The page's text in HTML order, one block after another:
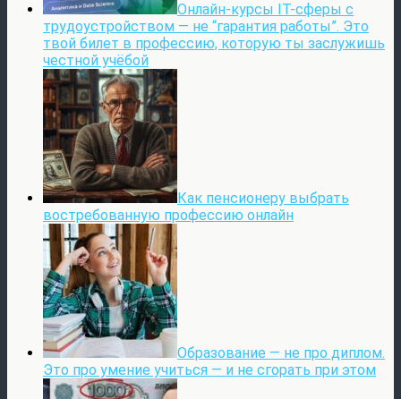
Онлайн-курсы IT-сферы с
трудоустройством — не “гарантия работы”. Это
твой билет в профессию, которую ты заслужишь
честной учёбой
Как пенсионеру выбрать
востребованную профессию онлайн
Образование — не про диплом.
Это про умение учиться — и не сгорать при этом